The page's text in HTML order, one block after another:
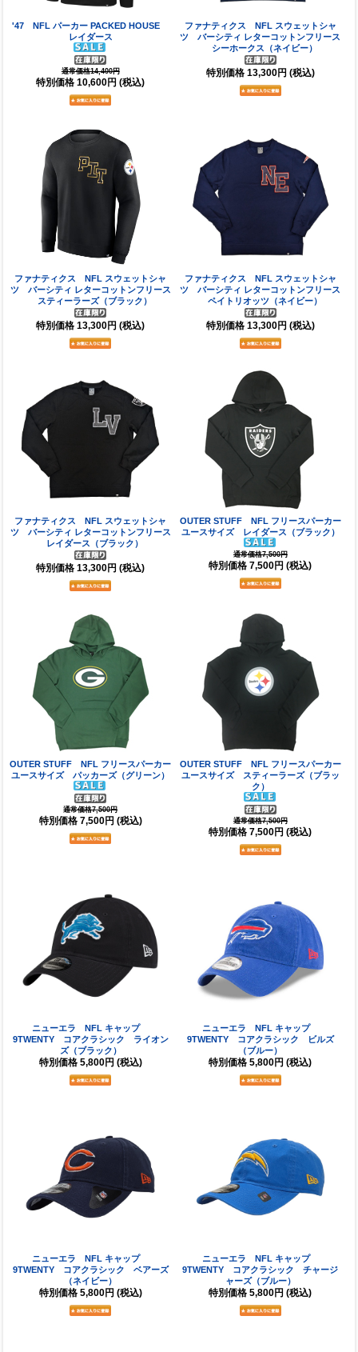
'47 NFL パーカー PACKED HOUSE
レイダース
通常価格14,400円
特別価格 10,600円 (税込)
ファナティクス NFL スウェットシャ
ツ バーシティ レターコットンフリース
シーホークス（ネイビー）
特別価格 13,300円 (税込)
ファナティクス NFL スウェットシャ
ツ バーシティ レターコットンフリース
スティーラーズ（ブラック）
特別価格 13,300円 (税込)
ファナティクス NFL スウェットシャ
ツ バーシティ レターコットンフリース
ペイトリオッツ（ネイビー）
特別価格 13,300円 (税込)
ファナティクス NFL スウェットシャ
ツ バーシティ レターコットンフリース
レイダース（ブラック）
特別価格 13,300円 (税込)
OUTER STUFF NFL フリースパーカー
ユースサイズ レイダース（ブラック）
通常価格7,500円
特別価格 7,500円 (税込)
OUTER STUFF NFL フリースパーカー
ユースサイズ パッカーズ（グリーン）
通常価格7,500円
特別価格 7,500円 (税込)
OUTER STUFF NFL フリースパーカー
ユースサイズ スティーラーズ（ブラッ
ク）
通常価格7,500円
特別価格 7,500円 (税込)
ニューエラ NFL キャップ
9TWENTY コアクラシック ライオン
ズ（ブラック）
特別価格 5,800円 (税込)
ニューエラ NFL キャップ
9TWENTY コアクラシック ビルズ
（ブルー）
特別価格 5,800円 (税込)
ニューエラ NFL キャップ
9TWENTY コアクラシック ベアーズ
（ネイビー）
特別価格 5,800円 (税込)
ニューエラ NFL キャップ
9TWENTY コアクラシック チャージ
ャーズ（ブルー）
特別価格 5,800円 (税込)